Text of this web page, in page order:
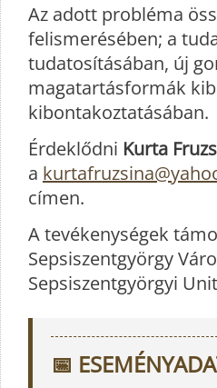
Az adott probléma
felismerésében; a
tudatosításában, új
magatartásformák
kibontakoztatásában.
Érdeklődni Kurta
a
címen.
A tevékenységek
Sepsiszentgyörgy
Sepsiszentgyörgyi
📅